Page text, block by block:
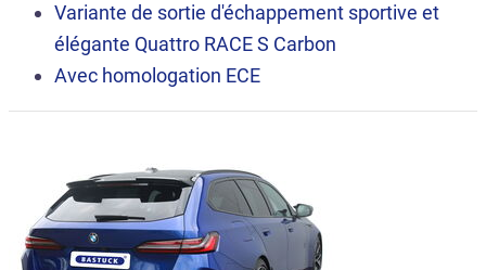
Variante de sortie d'échappement sportive et
élégante Quattro RACE S Carbon
Avec homologation ECE